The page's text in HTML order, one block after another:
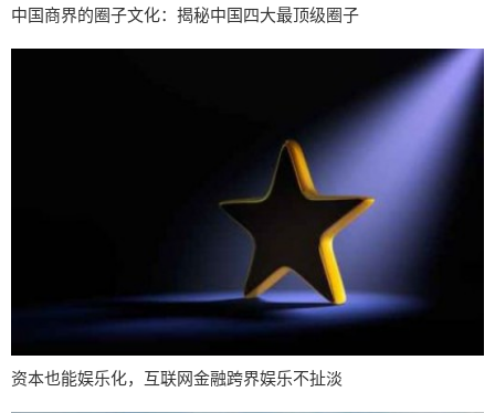
中国商界的圈子文化：揭秘中国四大最顶级圈子
资本也能娱乐化，互联网金融跨界娱乐不扯淡